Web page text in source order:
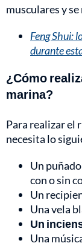
musculares y
Feng Shui:
durante
¿Cómo
marina?
Para realizar el
necesita lo
Un
con o sin
Un
Una vela
Un
Una